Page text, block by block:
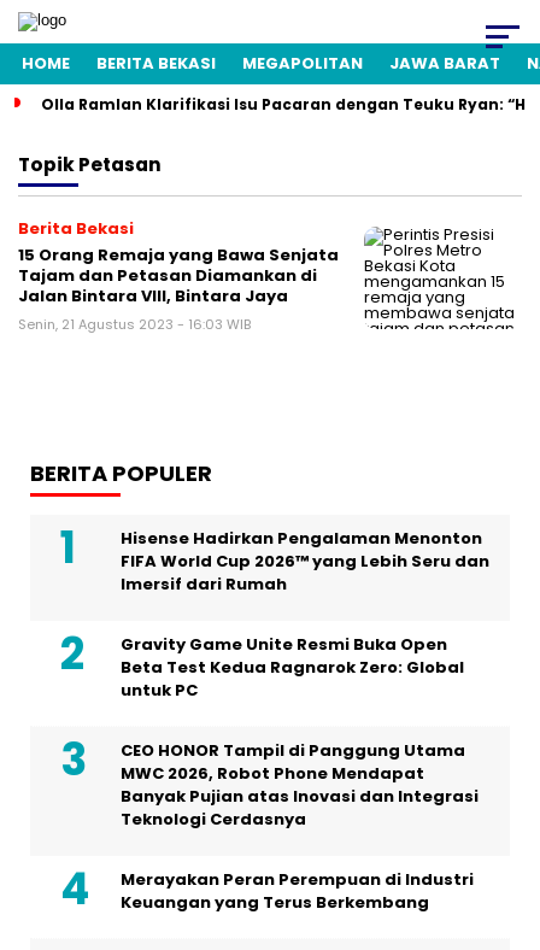
HOME BERITA BEKASI MEGAPOLITAN JAWA BARAT
Olla Ramlan Klarifikasi Isu Pacaran dengan Teuku Ryan:
TopikPetasan
Berita Bekasi
15 Orang Remaja yang Bawa Senjata
Tajam dan Petasan Diamankan di
Jalan Bintara VIII, Bintara Jaya
Senin, 21 Agustus 2023 - 16:03 WIB
BERITA POPULER
Hisense Hadirkan Pengalaman Menonton
FIFA World Cup 2026™ yang Lebih Seru dan
Imersif dari Rumah
Gravity Game Unite Resmi Buka Open
Beta Test Kedua Ragnarok Zero: Global
untuk PC
CEO HONOR Tampil di Panggung Utama
MWC 2026, Robot Phone Mendapat
Banyak Pujian atas Inovasi dan Integrasi
Teknologi Cerdasnya
Merayakan Peran Perempuan di Industri
Keuangan yang Terus Berkembang